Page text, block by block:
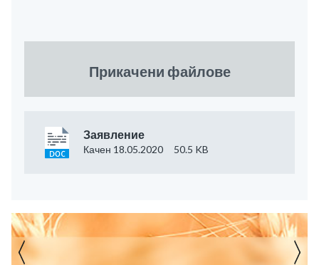
Прикачени файлове
Заявление
Качен 18.05.2020 50.5 KB